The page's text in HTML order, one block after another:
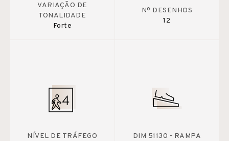
VARIAÇÃO DE
TONALIDADE
Forte
Nº DESENHOS
12
NÍVEL DE TRÁFEGO
DIM 51130 - RAMPA